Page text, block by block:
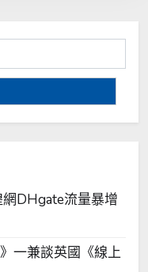
DHgate流量暴增
一兼談英國《線上